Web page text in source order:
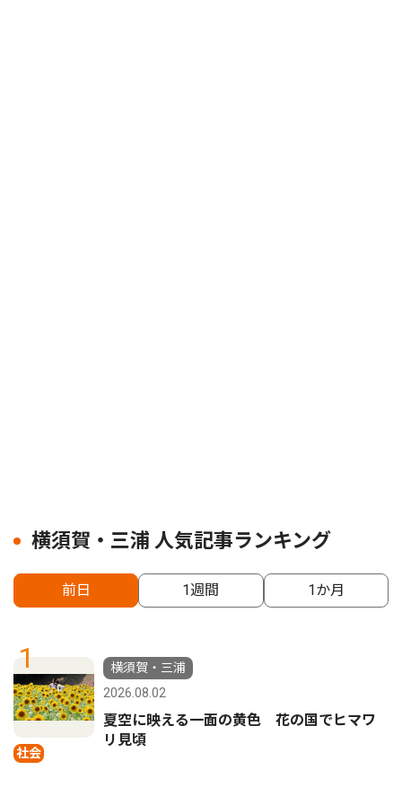
横須賀・三浦 人気記事ランキング
前日 1週間 1か月
1
社会
横須賀・三浦
2026.08.02
夏空に映える一面の黄色 花の国でヒマワ
リ見頃